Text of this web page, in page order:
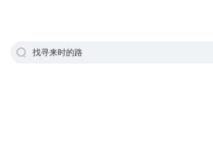
找寻来时的路